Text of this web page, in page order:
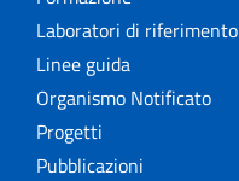
Laboratori di riferimento
Linee guida
Organismo Notificato
Progetti
Pubblicazioni